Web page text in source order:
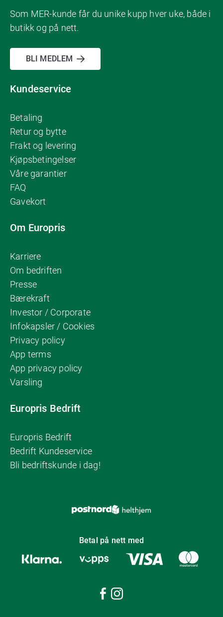
Som MER-kunde får du unike kupp hver uke, både i
butikk og på nett.
BLI MEDLEM
Kundeservice
Betaling
Retur og bytte
Frakt og levering
Kjøpsbetingelser
Våre garantier
FAQ
Gavekort
Om Europris
Karriere
Om bedriften
Presse
Bærekraft
Investor / Corporate
Infokapsler / Cookies
Privacy policy
App terms
App privacy policy
Varsling
Europris Bedrift
Europris Bedrift
Bedrift Kundeservice
Bli bedriftskunde i dag!
Betal på nett med